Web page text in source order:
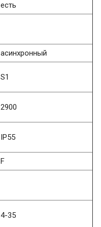
есть
асинхронный
S1
2900
IP55
F
4-35